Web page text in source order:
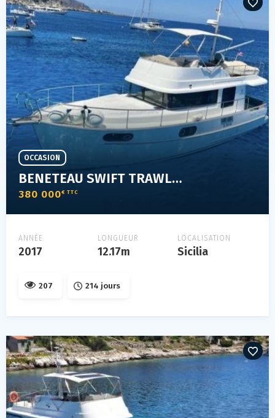
BENETEAU SWIFT TRAWLER 44
380 000€ TTC
OCCASION
ANNÉE
2017
LONGUEUR
12.17m
LOCALISATION
Sicilia
207 214 jours